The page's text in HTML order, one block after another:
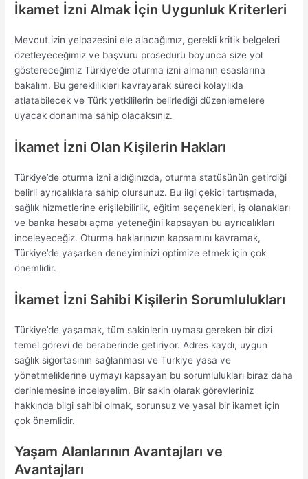
İkamet İzni Almak İçin Uygunluk Kriterleri
Mevcut izin yelpazesini ele alacağımız, gerekli kritik belgeleri
özetleyeceğimiz ve başvuru prosedürü boyunca size yol
göstereceğimiz Türkiye’de oturma izni almanın esaslarına
bakalım. Bu gereklilikleri kavrayarak süreci kolaylıkla
atlatabilecek ve Türk yetkililerin belirlediği düzenlemelere
uyacak donanıma sahip olacaksınız.
İkamet İzni Olan Kişilerin Hakları
Türkiye’de oturma izni aldığınızda, oturma statüsünün getirdiği
belirli ayrıcalıklara sahip olursunuz. Bu ilgi çekici tartışmada,
sağlık hizmetlerine erişilebilirlik, eğitim seçenekleri, iş olanakları
ve banka hesabı açma yeteneğini kapsayan bu ayrıcalıkları
inceleyeceğiz. Oturma haklarınızın kapsamını kavramak,
Türkiye’de yaşarken deneyiminizi optimize etmek için çok
önemlidir.
İkamet İzni Sahibi Kişilerin Sorumlulukları
Türkiye’de yaşamak, tüm sakinlerin uyması gereken bir dizi
temel görevi de beraberinde getiriyor. Adres kaydı, uygun
sağlık sigortasının sağlanması ve Türkiye yasa ve
yönetmeliklerine uymayı kapsayan bu sorumlulukları biraz daha
derinlemesine inceleyelim. Bir sakin olarak görevleriniz
hakkında bilgi sahibi olmak, sorunsuz ve yasal bir ikamet için
çok önemlidir.
Yaşam Alanlarının Avantajları ve
Avantajları